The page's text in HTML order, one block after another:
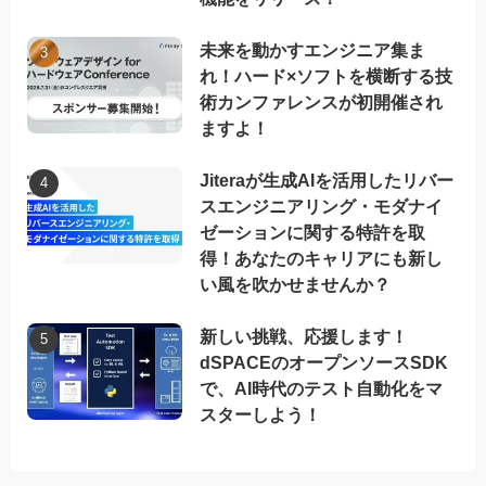
未来を動かすエンジニア集ま
れ！ハード×ソフトを横断する技
術カンファレンスが初開催され
ますよ！
Jiteraが生成AIを活用したリバー
スエンジニアリング・モダナイ
ゼーションに関する特許を取
得！あなたのキャリアにも新し
い風を吹かせませんか？
新しい挑戦、応援します！
dSPACEのオープンソースSDK
で、AI時代のテスト自動化をマ
スターしよう！